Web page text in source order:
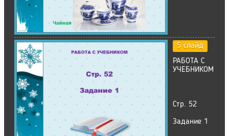
5 слайд
РАБОТА С
УЧЕБНИКОМ
Стр. 52
Задание 1